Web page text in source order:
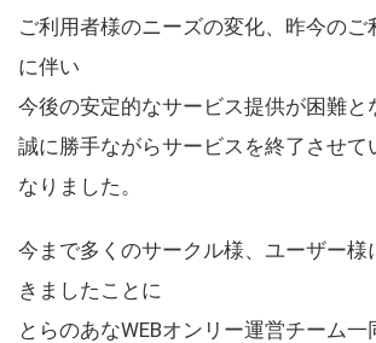
ご利用者様のニーズの変化、昨今のご
に伴い
今後の安定的なサービス提供が困難と
誠に勝手ながらサービスを終了させて
なりました。
今まで多くのサークル様、ユーザー様
きましたことに
とらのあなWEBオンリー運営チーム一